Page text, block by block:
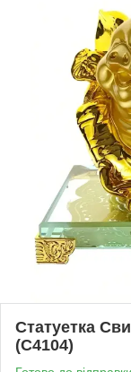
Статуетка
(C4104)